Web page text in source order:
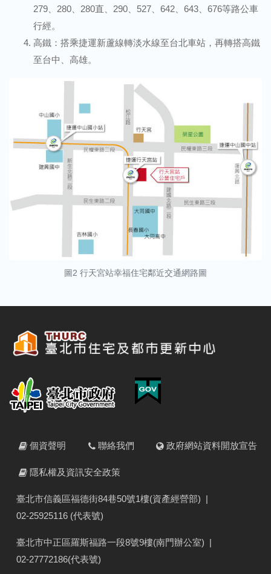
279、280、280直、290、527、642、643、676等路公車
行經。
高鐵：搭乘捷運新蘆線轉淡水線至台北車站，再轉搭高鐵
至台中、高雄。
圖2 行天宮站幸福住宅鄰近交通網路圖
個資聲明 聯絡我們 政府網站資料開放宣告
隱私權及資訊安全政策
臺北市信義區福德街84巷50號1樓(資產經營部)
02-25925116 (代表號)
臺北市中正區羅斯福路一段8號9樓(南門辦公室)
02-27772186(代表號)